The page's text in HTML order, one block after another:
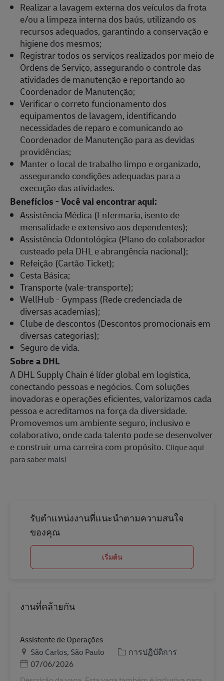
Realizar a lavagem externa dos veículos da frota
e/ou a limpeza interna dos baús, utilizando os
recursos adequados, garantindo a conservação e
higiene dos mesmos;
Registrar todos os serviços realizados por meio de
Ordens de Serviço, assegurando o controle das
atividades de manutenção e reportando ao
Coordenador de Manutenção;
Verificar o correto funcionamento dos
equipamentos de lavagem, identificando
necessidades de reparo e comunicando ao
Coordenador de Manutenção para as devidas
providências;
Manter o local de trabalho limpo e organizado,
assegurando condições adequadas para a
execução das atividades.
Benefícios - Você vai encontrar aqui:
Assistência Médica (Enfermaria, isento de
mensalidade e extensivo aos dependentes);
Assistência Odontológica (Plano do colaborador
custeado pela DHL e abrangência nacional);
Refeição (Cartão Ticket);
Cesta Básica;
Transporte (vale-transporte);
WellHub - Gympass (Rede credenciada de
diversas academias);
Clube de descontos (Descontos promocionais em
diversas categorias);
Seguro de vida.
Sobre a DHL
A DHL Supply Chain é líder global em logística,
conectando pessoas e negócios. Com soluções
inovadoras e operações eficientes, valorizamos cada
pessoa e acreditamos na força da diversidade.
Promovemos um ambiente seguro, inclusivo e
colaborativo, onde cada talento pode se desenvolver
e construir uma carreira com propósito. Clique aqui
para saber mais!
รับตำแหน่งงานที่แนะนำตามความสนใจ
ของคุณ
เริ่มต้น
งานที่คล้ายกัน
Assistente de Operações
สถานที่
São Carlos, São Paulo หมวดหมู่
การปฏิบัติการ
Posted Date
07/06/2026